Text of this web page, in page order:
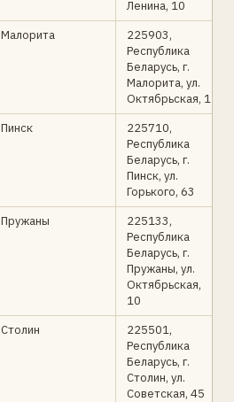
Ленина, 10
Малорита
225903,
Республика
Беларусь, г.
Малорита, ул.
Октябрьская, 1
Пинск
225710,
Республика
Беларусь, г.
Пинск, ул.
Горького, 63
Пружаны
225133,
Республика
Беларусь, г.
Пружаны, ул.
Октябрьская,
10
Столин
225501,
Республика
Беларусь, г.
Столин, ул.
Советская, 45